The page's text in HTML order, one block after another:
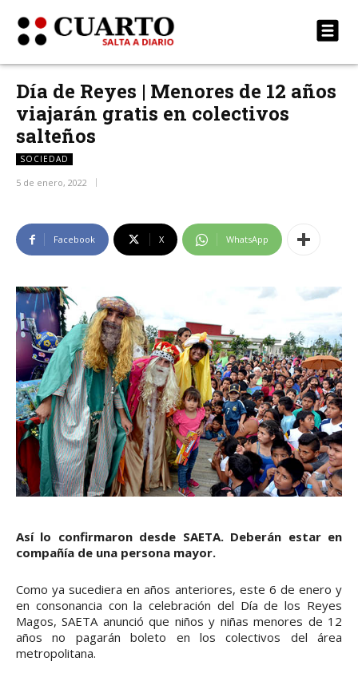
Día de Reyes | Menores de 12 años
viajarán gratis en colectivos
salteños
SOCIEDAD
5 de enero, 2022
Facebook X WhatsApp
Así lo confirmaron desde SAETA. Deberán estar en
compañía de una persona mayor.
Como ya sucediera en años anteriores, este 6 de enero y
en consonancia con la celebración del Día de los Reyes
Magos, SAETA anunció que niños y niñas menores de 12
años no pagarán boleto en los colectivos del área
metropolitana.